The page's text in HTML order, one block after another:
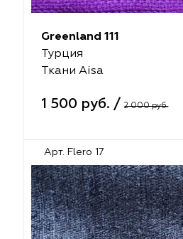
Greenland 111
Турция
Ткани Aisa
1 500 руб. /2 000 руб.
Арт. Flero 17